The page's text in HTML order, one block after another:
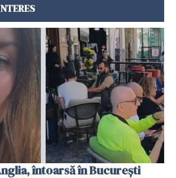
întoarsă în București